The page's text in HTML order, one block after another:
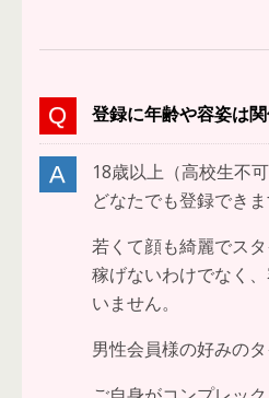
登録に年齢や容姿は
18歳以上（高校生不
どなたでも登録できま
若くて顔も綺麗でス
稼げないわけでなく
いません。
男性会員様の好みのタ